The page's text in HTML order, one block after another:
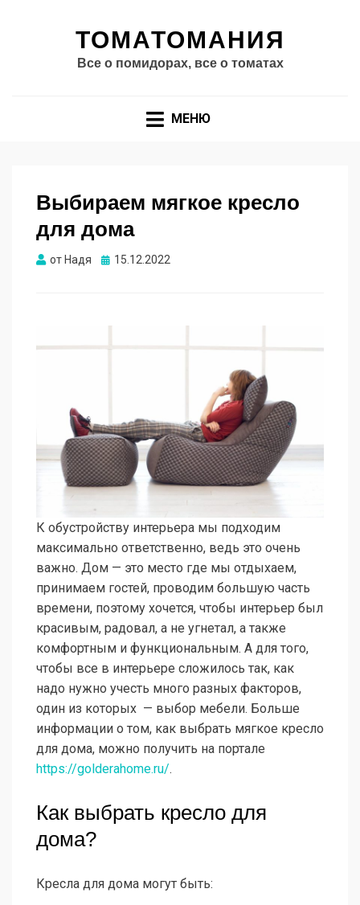
ТОМАТОМАНИЯ
Все о помидорах, все о томатах
МЕНЮ
Выбираем мягкое кресло
для дома
от Надя Опубликовано
15.12.2022
К обустройству интерьера мы подходим
максимально ответственно, ведь это очень
важно. Дом — это место где мы отдыхаем,
принимаем гостей, проводим большую часть
времени, поэтому хочется, чтобы интерьер был
красивым, радовал, а не угнетал, а также
комфортным и функциональным. А для того,
чтобы все в интерьере сложилось так, как
надо нужно учесть много разных факторов,
один из которых — выбор мебели. Больше
информации о том, как выбрать мягкое кресло
для дома, можно получить на портале
https://golderahome.ru/.
Как выбрать кресло для
дома?
Кресла для дома могут быть: